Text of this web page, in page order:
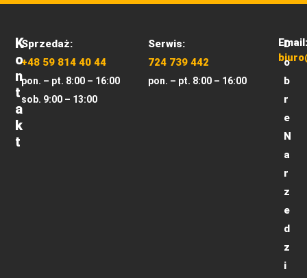
K
O
N
T
A
K
T
Sprzedaż:
+48 59 814 40 44
pon. – pt. 8:00 – 16:00
sob. 9:00 – 13:00
Serwis:
724 739 442
pon. – pt. 8:00 – 16:00
Email:
D
o
b
r
e
N
a
r
z
e
d
z
i